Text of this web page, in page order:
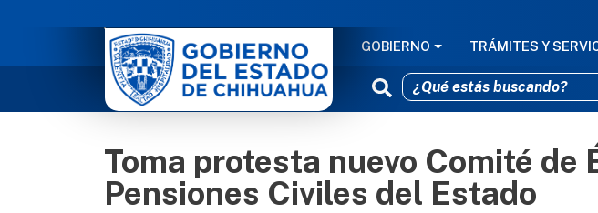
NAVEGACIÓN PRINCIPAL
GOBIERNO TRÁMITES Y
Toma protesta nuevo Comité de
Pensiones Civiles del Estado